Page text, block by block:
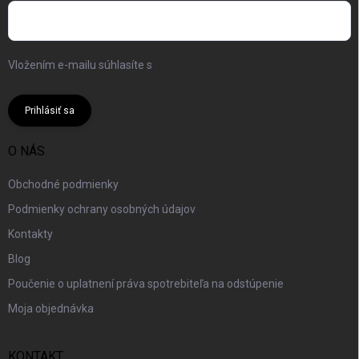
Vložením e-mailu súhlasíte s
Prihlásiť sa
O NÁS
Obchodné podmienky
Podmienky ochrany osobných údajov
Kontakty
Blog
Poučenie o uplatnení práva spotrebiteľa na odstúpenie
Moja objednávka